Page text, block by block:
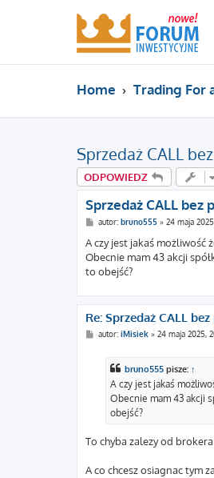
Home Trading For
Sprzedaż CALL
ODPOWIEDZ
Sprzedaż CALL bez
P
s
t
autor: bruno555» 24 maja
A czy jest jakaś możliwość
Obecnie mam 43 akcji
to obejść?
Re: Sprzedaż CALL
Pautor: iMisiek» 24 maja 2025,
bruno555 pisze: ↑
A czy jest jakaś
Obecnie mam 43 akcji
obejść?
To chyba zalezy od
A co chcesz osiagnac tym